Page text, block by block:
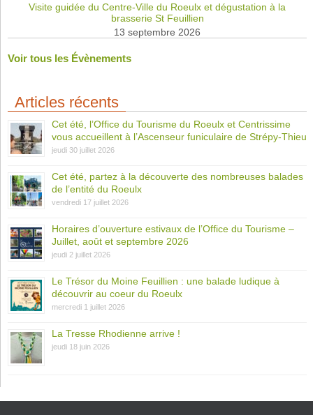
Visite guidée du Centre-Ville du Roeulx et dégustation à la
brasserie St Feuillien
13 septembre 2026
Voir tous les Évènements
Articles récents
Cet été, l’Office du Tourisme du Roeulx et Centrissime
vous accueillent à l’Ascenseur funiculaire de Strépy-Thieu
jeudi 30 juillet 2026
Cet été, partez à la découverte des nombreuses balades
de l’entité du Roeulx
vendredi 17 juillet 2026
Horaires d’ouverture estivaux de l’Office du Tourisme –
Juillet, août et septembre 2026
jeudi 2 juillet 2026
Le Trésor du Moine Feuillien : une balade ludique à
découvrir au coeur du Roeulx
mercredi 1 juillet 2026
La Tresse Rhodienne arrive !
jeudi 18 juin 2026